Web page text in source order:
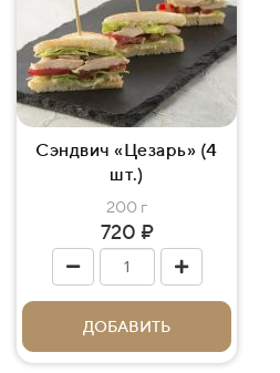
Сэндвич «Цезарь» (4
шт.)
200 г
720 ₽
ДОБАВИТЬ